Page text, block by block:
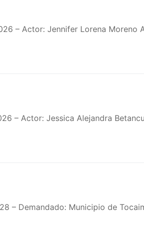
– Actor: Jennifer Lorena Moreno
– Actor: Jessica Alejandra
– Demandado: Municipio de